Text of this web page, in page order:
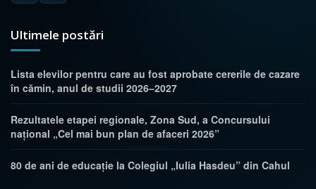
Ultimele postări
Lista elevilor pentru care au fost aprobate cererile de cazare
în cămin, anul de studii 2026–2027
Rezultatele etapei regionale, Zona Sud, a Concursului
național „Cel mai bun plan de afaceri 2026”
80 de ani de educație la Colegiul „Iulia Hasdeu” din Cahul